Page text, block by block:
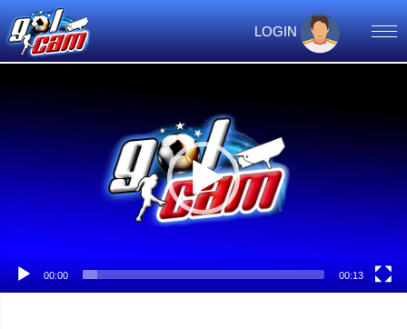
LOGIN
00:00 00:13